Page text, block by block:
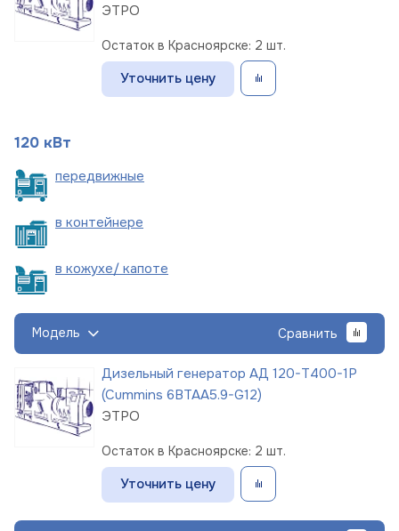
ЭТРО
Остаток в Красноярске: 2 шт.
Уточнить цену
120 кВт
передвижные
в контейнере
в кожухе/ капоте
Модель Сравнить
Дизельный генератор АД 120-Т400-1Р
(Cummins 6BTAA5.9-G12)
ЭТРО
Остаток в Красноярске: 2 шт.
Уточнить цену